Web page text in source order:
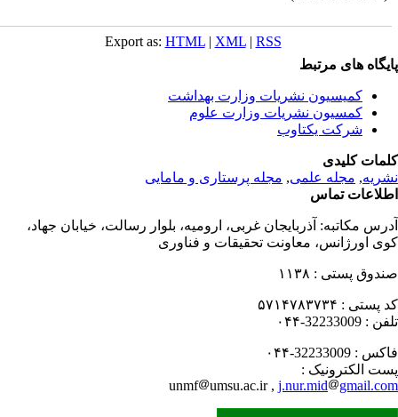
Export as:HTML |XML|RSS
های مرتبط
کمیسیون نشریات وزارت بهداشت
کمسیون نشریات وزارت علوم
شرکت یکتاوب
کلیدی
,مجله علمی, مجله پرستاری و مامایی
تماس
مکاتبه:آذربایجان غربی، ارومیه، بلوار رسالت، خیابان جهاد،
اورژانس، معاونت تحقیقات و فناوری
پستی : ۱۱۳۸
پستی : ۵۷۱۴۷۸۳۷۳۴
: 32233009-۰۴۴
: 32233009-۰۴۴
الکترونیک :
unmf
umsu.ac.ir ,j.nur.mid